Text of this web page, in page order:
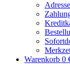
Warenkorb 0